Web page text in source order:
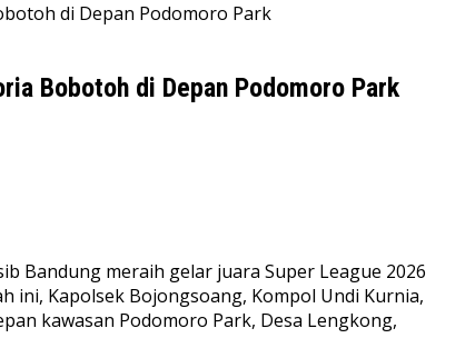
di Depan Podomoro Park
Bobotoh di Depan Podomoro Park
Bandung meraih gelar juara Super League 2026
ini, Kapolsek Bojongsoang, Kompol Undi Kurnia,
kawasan Podomoro Park, Desa Lengkong,